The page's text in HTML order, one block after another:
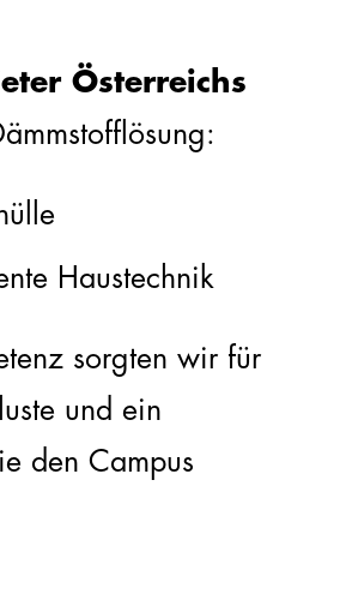
Österreichs
Haustechnik
sorgten wir für
und ein
den Campus